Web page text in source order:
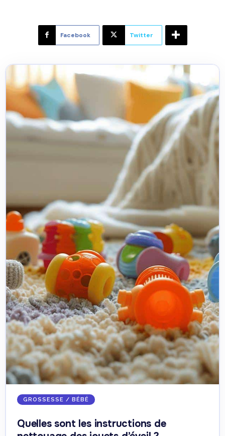
Facebook Twitter
GROSSESSE / BÉBÉ
Quelles sont les instructions de